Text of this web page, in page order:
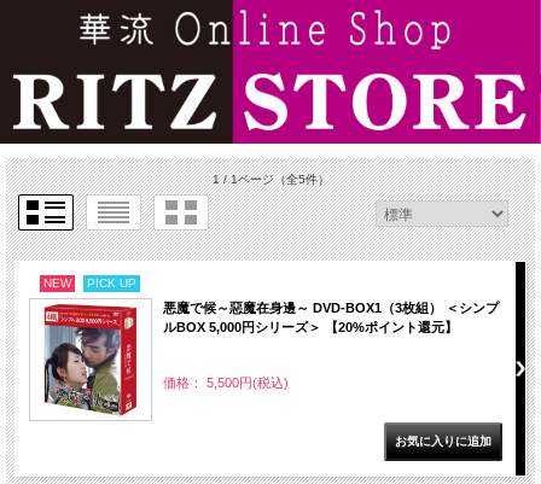
1 / 1ページ（全5件）
NEW PICK UP
悪魔で候～惡魔在身邊～ DVD-BOX1（3枚組） ＜シンプ
ルBOX 5,000円シリーズ＞ 【20%ポイント還元】
価格： 5,500円(税込)